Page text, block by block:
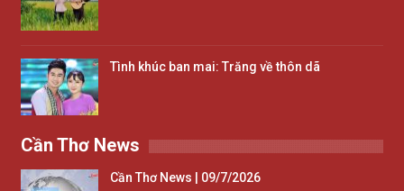
Tình khúc ban mai: Trăng về thôn dã
Cần Thơ News
Cần Thơ News | 09/7/2026